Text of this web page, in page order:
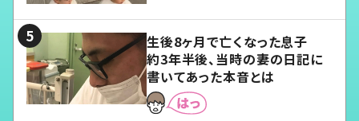
生後8ヶ月で亡くなった息子
約3年半後、当時の妻の日記に
書いてあった本音とは